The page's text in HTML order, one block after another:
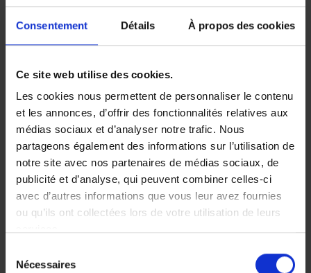
Consentement Détails À propos des cookies
Ce site web utilise des cookies.
Les cookies nous permettent de personnaliser le contenu
et les annonces, d’offrir des fonctionnalités relatives aux
médias sociaux et d’analyser notre trafic. Nous
partageons également des informations sur l’utilisation de
notre site avec nos partenaires de médias sociaux, de
publicité et d’analyse, qui peuvent combiner celles-ci
avec d’autres informations que vous leur avez fournies
ou qu’ils ont collectées lors de votre utilisation de leurs
Nécessaires
Trésorerie & vacances
Financements pro :
développez votre activité